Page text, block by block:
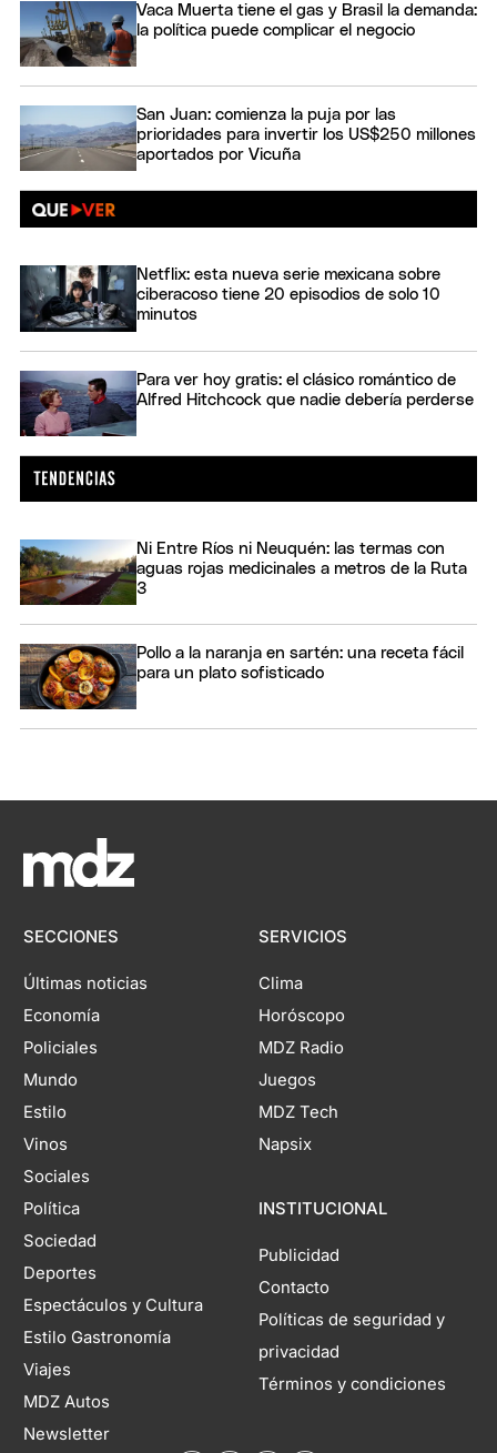
Vaca Muerta tiene el gas y Brasil la demanda:
la política puede complicar el negocio
San Juan: comienza la puja por las
prioridades para invertir los US$250 millones
aportados por Vicuña
Netflix: esta nueva serie mexicana sobre
ciberacoso tiene 20 episodios de solo 10
minutos
Para ver hoy gratis: el clásico romántico de
Alfred Hitchcock que nadie debería perderse
Ni Entre Ríos ni Neuquén: las termas con
aguas rojas medicinales a metros de la Ruta
3
Pollo a la naranja en sartén: una receta fácil
para un plato sofisticado
SECCIONES
Últimas noticias
Economía
Policiales
Mundo
Estilo
Vinos
Sociales
Política
Sociedad
Deportes
Espectáculos y Cultura
Estilo Gastronomía
Viajes
MDZ Autos
Newsletter
SERVICIOS
Clima
Horóscopo
MDZ Radio
Juegos
MDZ Tech
Napsix
INSTITUCIONAL
Publicidad
Contacto
Políticas de seguridad y
privacidad
Términos y condiciones